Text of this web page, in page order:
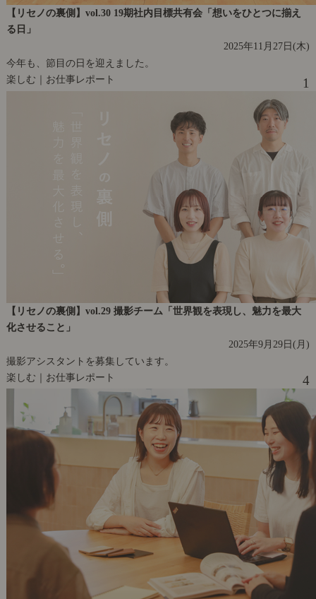
【リセノの裏側】vol.30 19期社内目標共有会「想いをひとつに揃え
る日」
2025年11月27日(木)
今年も、節目の日を迎えました。
楽しむ｜お仕事レポート
1
【リセノの裏側】vol.29 撮影チーム「世界観を表現し、魅力を最大
化させること」
2025年9月29日(月)
撮影アシスタントを募集しています。
楽しむ｜お仕事レポート
4